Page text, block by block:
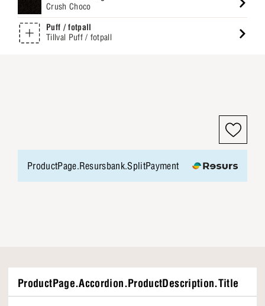
Crush Choco
Puff / fotpall
Tillval Puff / fotpall
ProductPage.Resursbank.SplitPayment
ProductPage.Accordion.ProductDescription.Title